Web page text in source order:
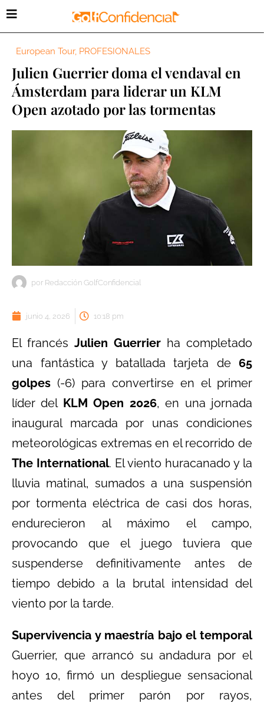
European Tour, PROFESIONALES
Julien Guerrier doma el vendaval en
Ámsterdam para liderar un KLM
Open azotado por las tormentas
por Redacción GolfConfidencial
junio 4, 2026 10:18 pm
El francés Julien Guerrier ha completado
una fantástica y batallada tarjeta de 65
golpes (-6) para convertirse en el primer
líder del KLM Open 2026, en una jornada
inaugural marcada por unas condiciones
meteorológicas extremas en el recorrido de
The International. El viento huracanado y la
lluvia matinal, sumados a una suspensión
por tormenta eléctrica de casi dos horas,
endurecieron al máximo el campo,
provocando que el juego tuviera que
suspenderse definitivamente antes de
tiempo debido a la brutal intensidad del
viento por la tarde.
Supervivencia y maestría bajo el temporal
Guerrier, que arrancó su andadura por el
hoyo 10, firmó un despliegue sensacional
antes del primer parón por rayos,